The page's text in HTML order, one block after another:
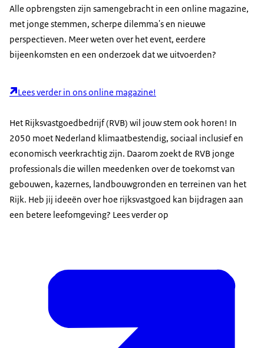
Audiobeschrijving
mp32,6MB MB
Download
Hoe zorgen we ervoor dat wij
niet te langzaam bouwen?
Een circulaire economie vraagt
Ook milieuruimte die er nu
We moeten onze blik gaan veranderen...
bouwen waar al huizen zijn.
Ga je naar de toekomst kijken,
dan moeten we naar het oosten.
Dan moeten we naar de hogere gronden.
en ook serieuzer worden genomen...
positieve ontwikkeling.
Ik denk dat het heel erg belangrijk is
Alle opbrengsten zijn samengebracht in een online magazine,
met jonge stemmen, scherpe dilemma's en nieuwe
perspectieven. Meer weten over het event, eerdere
bijeenkomsten en een onderzoek dat we uitvoerden?
Lees verder in ons online magazine!
Het Rijksvastgoedbedrijf (RVB) wil jouw stem ook horen! In
2050 moet Nederland klimaatbestendig, sociaal inclusief en
economisch veerkrachtig zijn. Daarom zoekt de RVB jonge
professionals die willen meedenken over de toekomst van
gebouwen, kazernes, landbouwgronden en terreinen van het
Rijk. Heb jij ideeën over hoe rijksvastgoed kan bijdragen aan
een betere leefomgeving? Lees verder op